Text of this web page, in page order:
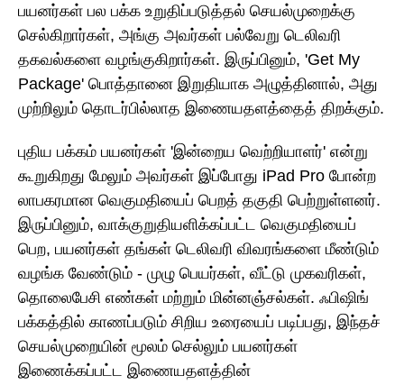
பயனர்கள் பல பக்க உறுதிப்படுத்தல் செயல்முறைக்கு
செல்கிறார்கள், அங்கு அவர்கள் பல்வேறு டெலிவரி
தகவல்களை வழங்குகிறார்கள். இருப்பினும், 'Get My
Package' பொத்தானை இறுதியாக அழுத்தினால், அது
முற்றிலும் தொடர்பில்லாத இணையதளத்தைத் திறக்கும்.
புதிய பக்கம் பயனர்கள் 'இன்றைய வெற்றியாளர்' என்று
கூறுகிறது மேலும் அவர்கள் இப்போது iPad Pro போன்ற
லாபகரமான வெகுமதியைப் பெறத் தகுதி பெற்றுள்ளனர்.
இருப்பினும், வாக்குறுதியளிக்கப்பட்ட வெகுமதியைப்
பெற, பயனர்கள் தங்கள் டெலிவரி விவரங்களை மீண்டும்
வழங்க வேண்டும் - முழு பெயர்கள், வீட்டு முகவரிகள்,
தொலைபேசி எண்கள் மற்றும் மின்னஞ்சல்கள். ஃபிஷிங்
பக்கத்தில் காணப்படும் சிறிய உரையைப் படிப்பது, இந்தச்
செயல்முறையின் மூலம் செல்லும் பயனர்கள்
இணைக்கப்பட்ட இணையதளத்தின்